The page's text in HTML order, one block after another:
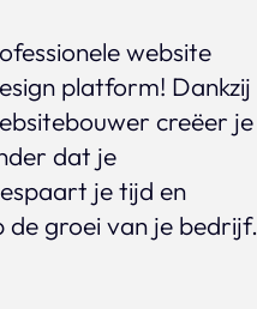
website
platform! Dankzij
creëer je
dat je
je tijd en
de groei van je bedrijf.